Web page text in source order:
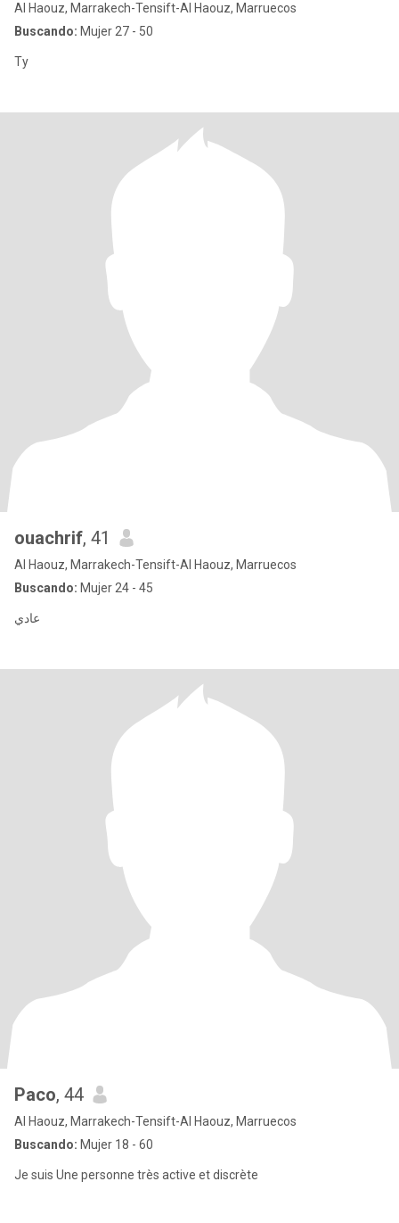
Al Haouz, Marrakech-Tensift-Al Haouz, Marruecos
Buscando: Mujer 27 - 50
Ty
ouachrif, 41
Al Haouz, Marrakech-Tensift-Al Haouz, Marruecos
Buscando: Mujer 24 - 45
عادي
Paco, 44
Al Haouz, Marrakech-Tensift-Al Haouz, Marruecos
Buscando: Mujer 18 - 60
Je suis Une personne très active et discrète